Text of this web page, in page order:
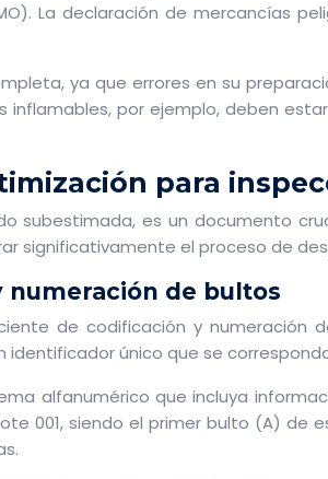
La declaración de mercancías
ya que errores en su
por ejemplo, deben
para
subestimada, es un documento
significativamente el proceso de
numeración de bultos
de codificación y
único que se
alfanumérico que incluya
001, siendo el primer bulto (A)